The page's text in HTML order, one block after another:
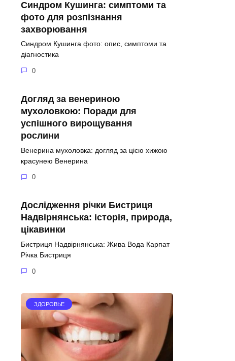
Синдром Кушинга: симптоми та
фото для розпізнання
захворювання
Синдром Кушинга фото: опис, симптоми та
діагностика
0
Догляд за венериною
мухоловкою: Поради для
успішного вирощування
рослини
Венерина мухоловка: догляд за цією хижою
красунею Венерина
0
Дослідження річки Бистриця
Надвірнянська: історія, природа,
цікавинки
Бистриця Надвірнянська: Жива Вода Карпат
Річка Бистриця
0
ЗДОРОВЬЕ